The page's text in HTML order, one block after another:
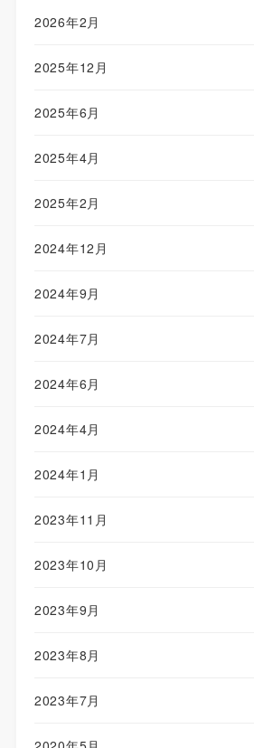
2026年2月
2025年12月
2025年6月
2025年4月
2025年2月
2024年12月
2024年9月
2024年7月
2024年6月
2024年4月
2024年1月
2023年11月
2023年10月
2023年9月
2023年8月
2023年7月